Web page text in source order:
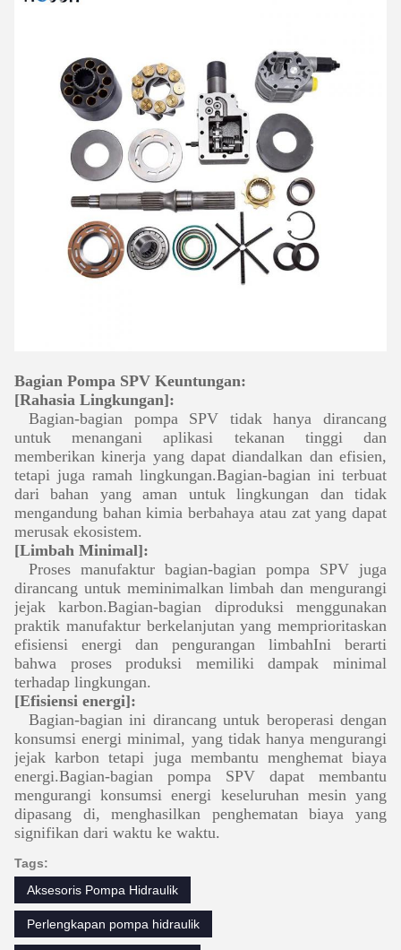
Bagian Pompa SPV Keuntungan:
[Rahasia Lingkungan]:
Bagian-bagian pompa SPV tidak hanya dirancang
untuk menangani aplikasi tekanan tinggi dan
memberikan kinerja yang dapat diandalkan dan efisien,
tetapi juga ramah lingkungan.Bagian-bagian ini terbuat
dari bahan yang aman untuk lingkungan dan tidak
mengandung bahan kimia berbahaya atau zat yang dapat
merusak ekosistem.
[Limbah Minimal]:
Proses manufaktur bagian-bagian pompa SPV juga
dirancang untuk meminimalkan limbah dan mengurangi
jejak karbon.Bagian-bagian diproduksi menggunakan
praktik manufaktur berkelanjutan yang memprioritaskan
efisiensi energi dan pengurangan limbahIni berarti
bahwa proses produksi memiliki dampak minimal
terhadap lingkungan.
[Efisiensi energi]:
Bagian-bagian ini dirancang untuk beroperasi dengan
konsumsi energi minimal, yang tidak hanya mengurangi
jejak karbon tetapi juga membantu menghemat biaya
energi.Bagian-bagian pompa SPV dapat membantu
mengurangi konsumsi energi keseluruhan mesin yang
dipasang di, menghasilkan penghematan biaya yang
signifikan dari waktu ke waktu.
Tags:
Aksesoris Pompa Hidraulik
Perlengkapan pompa hidraulik